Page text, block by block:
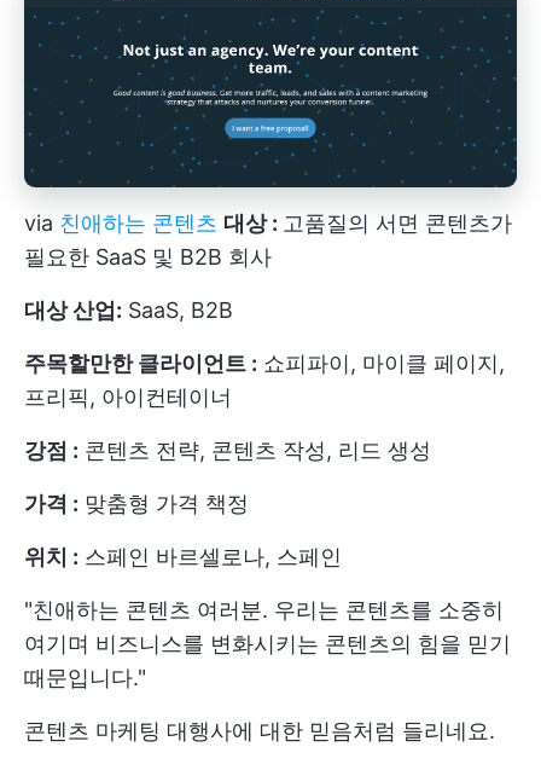
via 친애하는 콘텐츠 대상 : 고품질의 서면 콘텐츠가
필요한 SaaS 및 B2B 회사
대상 산업: SaaS, B2B
주목할만한 클라이언트 : 쇼피파이, 마이클 페이지,
프리픽, 아이컨테이너
강점 : 콘텐츠 전략, 콘텐츠 작성, 리드 생성
가격 : 맞춤형 가격 책정
위치 : 스페인 바르셀로나, 스페인
"친애하는 콘텐츠 여러분. 우리는 콘텐츠를 소중히
여기며 비즈니스를 변화시키는 콘텐츠의 힘을 믿기
때문입니다."
콘텐츠 마케팅 대행사에 대한 믿음처럼 들리네요.